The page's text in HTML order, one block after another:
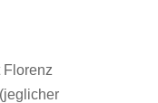
Florenz